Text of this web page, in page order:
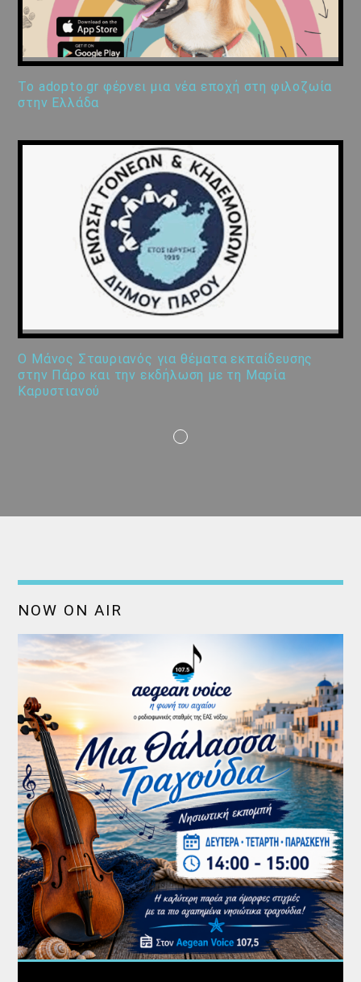
Το adopto.gr φέρνει μια νέα εποχή στη φιλοζωία
στην Ελλάδα
Ο Μάνος Σταυριανός για θέματα εκπαίδευσης
στην Πάρο και την εκδήλωση με τη Μαρία
Καρυστιανού
NOW ON AIR